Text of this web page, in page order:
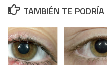
TAMBIÉN TE PODRÍA